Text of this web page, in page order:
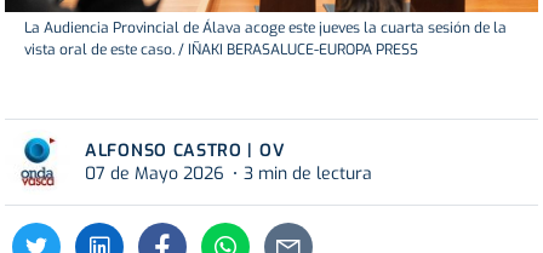
La Audiencia Provincial de Álava acoge este jueves la cuarta sesión de la
vista oral de este caso. / IÑAKI BERASALUCE-EUROPA PRESS
ALFONSO CASTRO | OV
07 de Mayo 2026
3 min de lectura